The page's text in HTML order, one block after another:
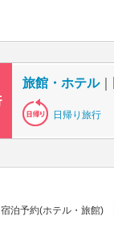
旅館・ホテル｜
日帰り旅行
宿泊予約(ホテル・旅館)